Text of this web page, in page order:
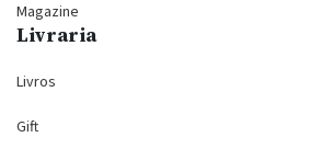
Magazine
Livraria
Livros
Gift